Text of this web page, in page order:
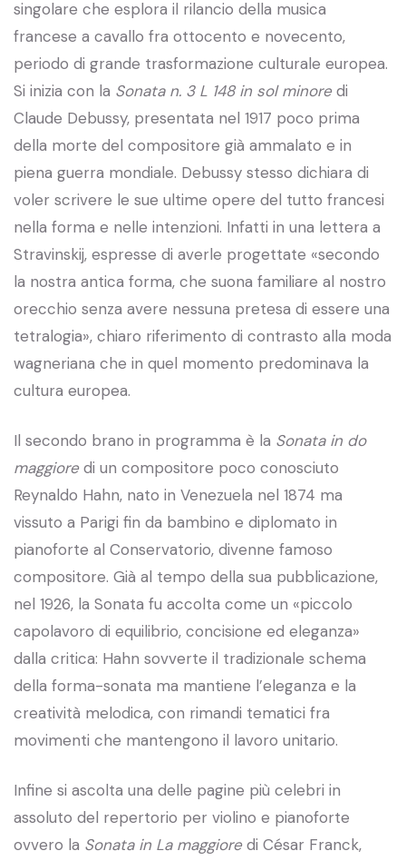
singolare che esplora il rilancio della musica
francese a cavallo fra ottocento e novecento,
periodo di grande trasformazione culturale europea.
Si inizia con la Sonatan. 3 L 148 in sol minoredi
Claude Debussy, presentata nel 1917 poco prima
della morte del compositore già ammalato e in
piena guerra mondiale. Debussy stesso dichiara di
voler scrivere le sue ultime opere del tutto francesi
nella forma e nelle intenzioni. Infatti in una lettera a
Stravinskij, espresse di averle progettate «secondo
la nostra antica forma, che suona familiare al nostro
orecchio senza avere nessuna pretesa di essere una
tetralogia», chiaro riferimento di contrasto alla moda
wagneriana che in quel momento predominava la
cultura europea.
Il secondo brano in programma è la Sonata in do
maggioredi un compositore poco conosciuto
Reynaldo Hahn, nato in Venezuela nel 1874 ma
vissuto a Parigi fin da bambino e diplomato in
pianoforte al Conservatorio, divenne famoso
compositore. Già al tempo della sua pubblicazione,
nel 1926, la Sonata fu accolta come un «piccolo
capolavoro di equilibrio, concisione ed eleganza»
dalla critica: Hahn sovverte il tradizionale schema
della forma-sonata ma mantiene l’eleganza e la
creatività melodica, con rimandi tematici fra
movimenti che mantengono il lavoro unitario.
Infine si ascolta una delle pagine più celebri in
assoluto del repertorio per violino e pianoforte
ovvero la Sonata in La maggioredi César Franck,